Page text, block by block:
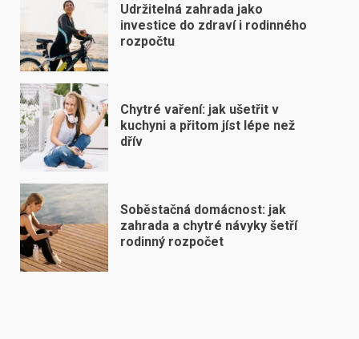
Udržitelná zahrada jako
investice do zdraví i rodinného
rozpočtu
Chytré vaření: jak ušetřit v
kuchyni a přitom jíst lépe než
dřív
Soběstačná domácnost: jak
zahrada a chytré návyky šetří
rodinný rozpočet